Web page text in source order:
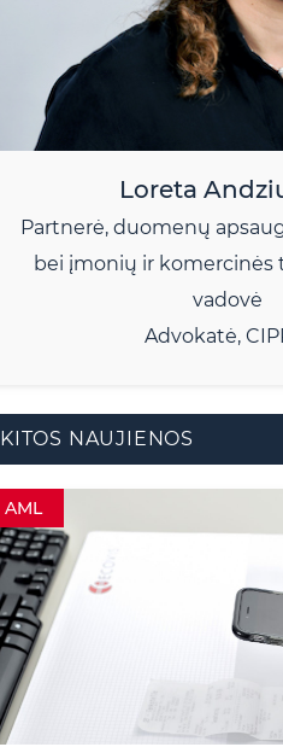
Loreta
Partnerė, duomenų
bei įmonių ir komercinės
vadovė
Advokatė,
KITOS NAUJIENOS
AML